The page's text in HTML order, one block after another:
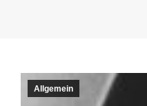
Allgemein